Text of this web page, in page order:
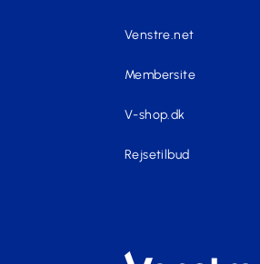
Venstre.net
Membersite
V-shop.dk
Rejsetilbud